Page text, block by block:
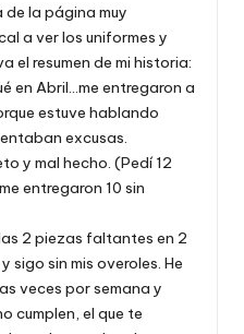
de la página muy
a ver los uniformes y
el resumen de mi historia:
en Abril…me entregaron a
estuve hablando
excusas.
y mal hecho. (Pedí 12
entregaron 10 sin
2 piezas faltantes en 2
sigo sin mis overoles. He
veces por semana y
cumplen, el que te